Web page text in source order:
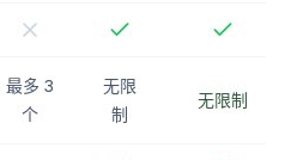
最多 3
个
无限
制
无限制